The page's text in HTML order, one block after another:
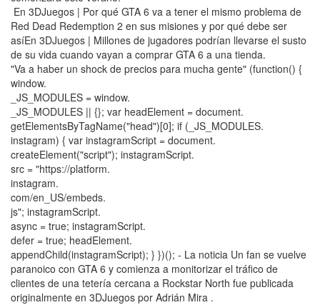
En 3DJuegos | Por qué GTA 6 va a tener el mismo problema de
Red Dead Redemption 2 en sus misiones y por qué debe ser
asíEn 3DJuegos | Millones de jugadores podrían llevarse el susto
de su vida cuando vayan a comprar GTA 6 a una tienda.
"Va a haber un shock de precios para mucha gente" (function() {
window.
_JS_MODULES = window.
_JS_MODULES || {}; var headElement = document.
getElementsByTagName("head")[0]; if (_JS_MODULES.
instagram) { var instagramScript = document.
createElement("script"); instagramScript.
src = "https://platform.
instagram.
com/en_US/embeds.
js"; instagramScript.
async = true; instagramScript.
defer = true; headElement.
appendChild(instagramScript); } })(); - La noticia Un fan se vuelve
paranoico con GTA 6 y comienza a monitorizar el tráfico de
clientes de una tetería cercana a Rockstar North fue publicada
originalmente en 3DJuegos por Adrián Mira .